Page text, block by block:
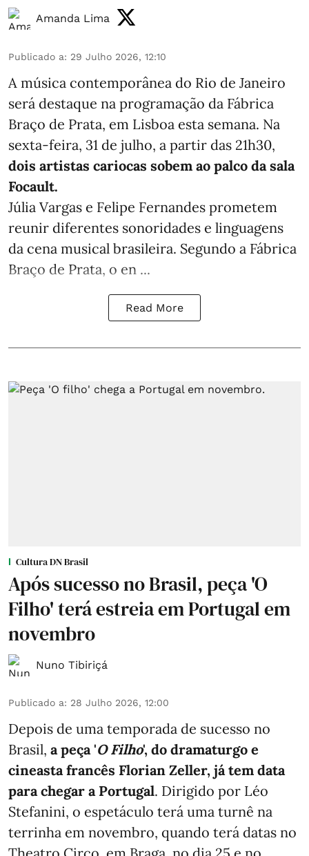
Amanda Lima
Publicado a: 29 Julho 2026, 12:10
A música contemporânea do Rio de Janeiro
será destaque na programação da Fábrica
Braço de Prata, em Lisboa esta semana. Na
sexta-feira, 31 de julho, a partir das 21h30,
dois artistas cariocas sobem ao palco da sala
Focault.
Júlia Vargas e Felipe Fernandes prometem
reunir diferentes sonoridades e linguagens
da cena musical brasileira. Segundo a Fábrica
Braço de Prata, o en ...
Read More
Cultura DN Brasil
Após sucesso no Brasil, peça 'O
Filho' terá estreia em Portugal em
novembro
Nuno Tibiriçá
Publicado a: 28 Julho 2026, 12:00
Depois de uma temporada de sucesso no
Brasil, a peça 'O Filho', do dramaturgo e
cineasta francês Florian Zeller, já tem data
para chegar a Portugal. Dirigido por Léo
Stefanini, o espetáculo terá uma turnê na
terrinha em novembro, quando terá datas no